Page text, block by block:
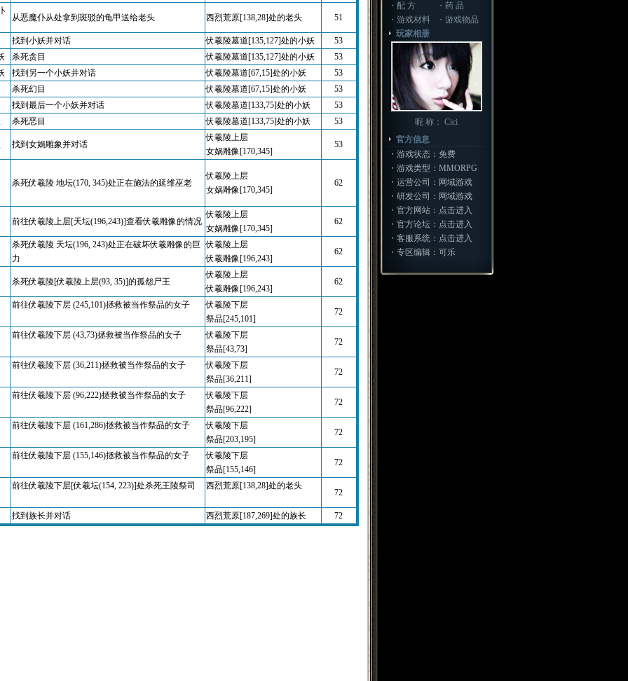
从恶魔仆从处拿到斑驳的龟甲送给老头 西烈荒原[138,28]处的老头 51
找到小妖并对话 伏羲陵墓道[135,127]处的小妖
53
杀死贪目 伏羲陵墓道[135,127]处的小妖
53
找到另一个小妖并对话 伏羲陵墓道[67,15]处的小妖
53
杀死幻目
伏羲陵墓道[67,15]处的小妖
53
找到最后一个小妖并对话
伏羲陵墓道[133,75]处的小妖
53
杀死恶目 伏羲陵墓道[133,75]处的小妖 53
找到女娲雕象并对话
伏羲陵上层
女娲雕像[170,345]
53
杀死伏羲陵 地坛(170, 345)处正在施法的延维巫老
伏羲陵上层
女娲雕像[170,345]
62
前往伏羲陵上层[天坛(196,243)]查看伏羲雕像的情况
伏羲陵上层
女娲雕像[170,345]
62
杀死伏羲陵 天坛(196, 243)处正在破坏伏羲雕像的巨
力
伏羲陵上层
伏羲雕像[196,243]
62
杀死伏羲陵[伏羲陵上层(93, 35)]的孤怨尸王
伏羲陵上层
伏羲雕像[196,243]
62
前往伏羲陵下层 (245,101)拯救被当作祭品的女子
伏羲陵下层
祭品[245,101]
72
前往伏羲陵下层 (43,73)拯救被当作祭品的女子
伏羲陵下层
祭品[43,73]
72
前往伏羲陵下层 (36,211)拯救被当作祭品的女子
伏羲陵下层
祭品[36,211]
72
前往伏羲陵下层 (96,222)拯救被当作祭品的女子
伏羲陵下层
祭品[96,222]
72
前往伏羲陵下层 (161,286)拯救被当作祭品的女子
伏羲陵下层
祭品[203,195]
72
前往伏羲陵下层 (155,146)拯救被当作祭品的女子
伏羲陵下层
祭品[155,146]
72
前往伏羲陵下层[伏羲坛(154, 223)]处杀死王陵祭司 西烈荒原[138,28]处的老头
72
找到族长并对话 西烈荒原[187,269]处的族长 72
・ 配 方 ・ 药 品
・ 游戏材料 ・ 游戏物品
玩家相册
昵 称： Cici
官方信息
・游戏状态：免费
・游戏类型：MMORPG
・运营公司：网域游戏
・研发公司：网域游戏
・官方网站： 点击进入
・官方论坛： 点击进入
・客服系统： 点击进入
・专区编辑：可乐